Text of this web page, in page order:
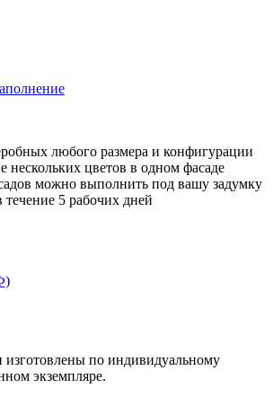
любого размера и конфигурации
нескольких цветов в одном фасаде
можно выполнить под вашу задумку
течение 5 рабочих дней
изготовлены по индивидуальному
экземпляре.